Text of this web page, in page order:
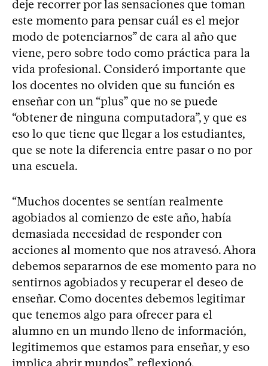
deje recorrer por las sensaciones que toman
este momento para pensar cuál es el mejor
modo de potenciarnos” de cara al año que
viene, pero sobre todo como práctica para la
vida profesional. Consideró importante que
los docentes no olviden que su función es
enseñar con un “plus” que no se puede
“obtener de ninguna computadora”, y que es
eso lo que tiene que llegar a los estudiantes,
que se note la diferencia entre pasar o no por
una escuela.
“Muchos docentes se sentían realmente
agobiados al comienzo de este año, había
demasiada necesidad de responder con
acciones al momento que nos atravesó. Ahora
debemos separarnos de ese momento para no
sentirnos agobiados y recuperar el deseo de
enseñar. Como docentes debemos legitimar
que tenemos algo para ofrecer para el
alumno en un mundo lleno de información,
legitimemos que estamos para enseñar, y eso
implica abrir mundos”, reflexionó.